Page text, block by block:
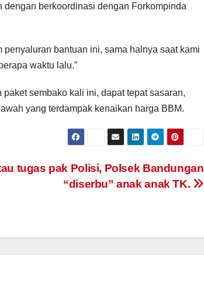
berkoordinasi dengan Forkompinda
bantuan ini, sama halnya saat kami
waktu lalu.”
sembako kali ini, dapat tepat sasaran,
yang terdampak kenaikan harga BBM.
tugas pak Polisi, Polsek Bandungan
“diserbu” anak anak TK.